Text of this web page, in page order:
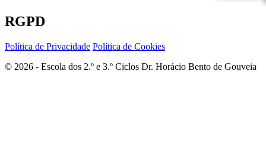
RGPD
Política de Privacidade Política de Cookies
© 2026 - Escola dos 2.º e 3.º Ciclos Dr. Horácio Bento de Gouveia